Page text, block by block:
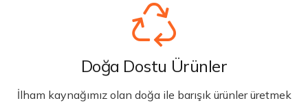
Doğa Dostu Ürünler
İlham kaynağımız olan doğa ile barışık ürünler üretmek